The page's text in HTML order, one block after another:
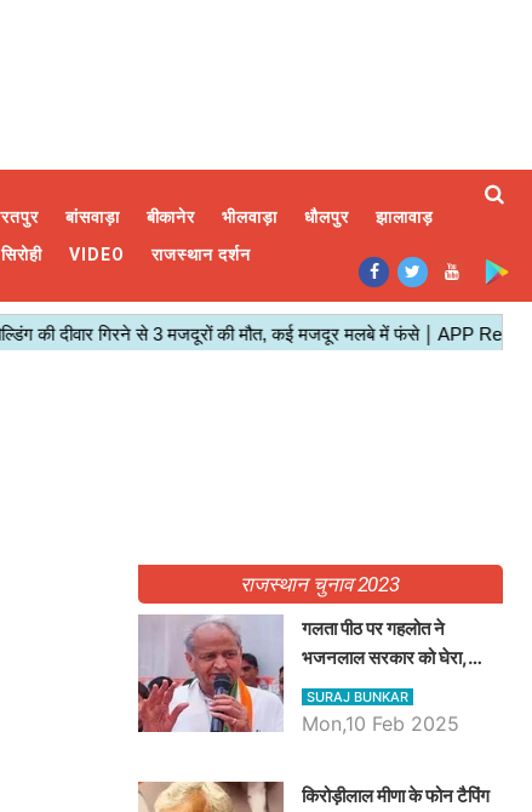
बांसवाड़ा बीकानेर भीलवाड़ा धौलपुर
झालावाड़
सिरोही VIDEO राजस्थान दर्शन
राजस्थान चुनाव 2023
गलता पीठ पर गहलोत ने
भजनलाल सरकार को घेरा,
Video में देखें अब तक बड़ी
खबरें
SURAJ BUNKAR
Mon,10 Feb 2025
किरोड़ीलाल मीणा के फोन टैपिंग